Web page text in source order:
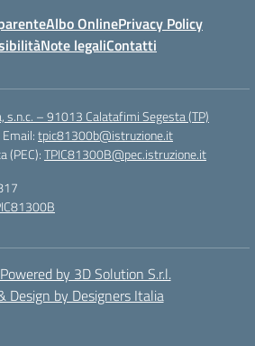
Albo OnlinePrivacy Policy
Note legaliContatti
s.n.c. – 91013 Calatafimi Segesta (TP)
Email:tpic81300b@istruzione.it
(PEC):TPIC81300B@pec.istruzione.it
by 3D Solution S.r.l.
Design by Designers Italia